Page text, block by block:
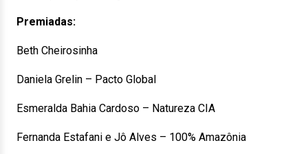
Premiadas:
Beth Cheirosinha
Daniela Grelin – Pacto Global
Esmeralda Bahia Cardoso – Natureza CIA
Fernanda Estafani e Jô Alves – 100% Amazônia